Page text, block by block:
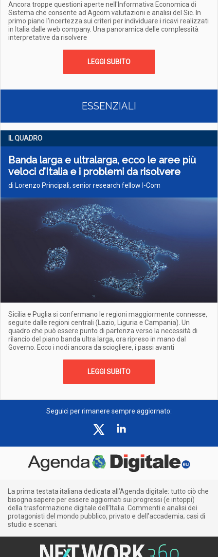
Ancora troppe questioni aperte nell'Informativa Economica di
Sistema che consente ad Agcom valutazioni e analisi del Sic. In
primo piano l'incertezza sui criteri per individuare i ricavi realizzati
in Italia dalle web company. Una panoramica delle complessità
interpretative da risolvere
LEGGI SUBITO
ESSENZIALI
IL QUADRO
Banda larga e ultralarga, ecco le aree più
veloci d’Italia e i problemi da risolvere
di Lorenzo Principali, senior research fellow I-Com
Sicilia e Puglia si confermano le regioni maggiormente connesse,
seguite dalle regioni centrali (Lazio, Liguria e Campania). Un
quadro che può essere punto di partenza verso la necessità di
rilancio del piano banda ultra larga, ora ripreso in mano dal
Governo. Ecco i nodi ancora da sciogliere, i passi avanti
LEGGI SUBITO
Seguici per rimanere sempre aggiornato:
La prima testata italiana dedicata all’Agenda digitale: tutto ciò che
bisogna sapere per essere aggiornati sui progressi (e intoppi)
della trasformazione digitale dell’Italia. Commenti e analisi dei
protagonisti del mondo pubblico, privato e dell’accademia; casi di
studio e scenari.